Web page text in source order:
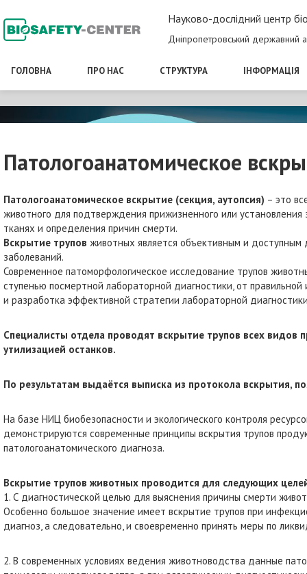
Науково-дослідний центр
Дніпропетровський державний
ГОЛОВНА ПРО НАС СТРУКТУРА ІНФОРМАЦІЯ
Патологоанатомическое
Патологоанатомическое вскрытие (секция, аутопсия) – это
животного для подтверждения прижизненного или
тканях и определения причин смерти.
Вскрытие трупов животных является объективным и
заболеваний.
Современное патоморфологическое исследование трупов
ступенью посмертной лабораторной диагностики, от
и разработка эффективной стратегии лабораторной
Специалисты отдела проводят вскрытие трупов всех видов
утилизацией останков.
По результатам выдаётся выписка из протокола вскрытия,
На базе НИЦ биобезопасности и экологического контроля
демонстрируются современные принципы вскрытия трупов
патологоанатомического диагноза.
Вскрытие трупов животных проводится для следующих
1. С диагностической целью для выяснения причины смерти
Особенно большое значение имеет вскрытие трупов при
диагноз, а следовательно, и своевременно принять меры по
2. В современных условиях ведения животноводства данные